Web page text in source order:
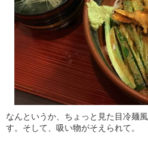
なんというか、ちょっと見た目冷麺
す。そして、吸い物がそえられて。